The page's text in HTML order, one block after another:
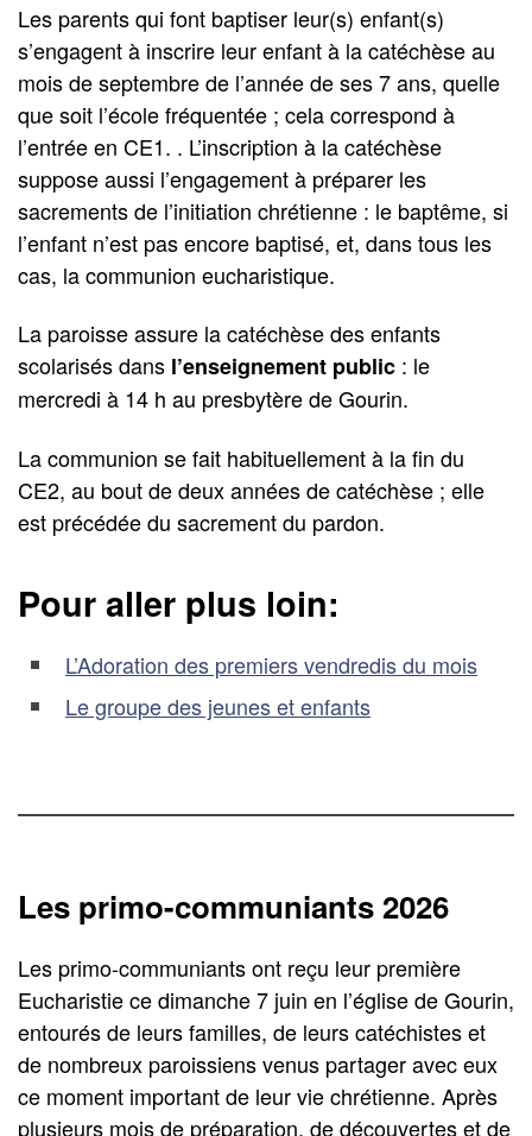
Les parents qui font baptiser leur(s) enfant(s)
s’engagent à inscrire leur enfant à la catéchèse au
mois de septembre de l’année de ses 7 ans, quelle
que soit l’école fréquentée ; cela correspond à
l’entrée en CE1. . L’inscription à la catéchèse
suppose aussi l’engagement à préparer les
sacrements de l’initiation chrétienne : le baptême, si
l’enfant n’est pas encore baptisé, et, dans tous les
cas, la communion eucharistique.
La paroisse assure la catéchèse des enfants
scolarisés dans l’enseignement public : le
mercredi à 14 h au presbytère de Gourin.
La communion se fait habituellement à la fin du
CE2, au bout de deux années de catéchèse ; elle
est précédée du sacrement du pardon.
Pour aller plus loin:
L’Adoration des premiers vendredis du mois
Le groupe des jeunes et enfants
Les primo-communiants 2026
Les primo-communiants ont reçu leur première
Eucharistie ce dimanche 7 juin en l’église de Gourin,
entourés de leurs familles, de leurs catéchistes et
de nombreux paroissiens venus partager avec eux
ce moment important de leur vie chrétienne. Après
plusieurs mois de préparation, de découvertes et de